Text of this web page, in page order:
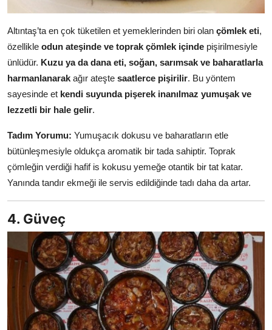
Altıntaş’ta en çok tüketilen et yemeklerinden biri olan çömlek eti,
özellikle odun ateşinde ve toprak çömlek içinde pişirilmesiyle
ünlüdür. Kuzu ya da dana eti, soğan, sarımsak ve baharatlarla
harmanlanarak ağır ateşte saatlerce pişirilir. Bu yöntem
sayesinde et kendi suyunda pişerek inanılmaz yumuşak ve
lezzetli bir hale gelir.
Tadım Yorumu: Yumuşacık dokusu ve baharatların etle
bütünleşmesiyle oldukça aromatik bir tada sahiptir. Toprak
çömleğin verdiği hafif is kokusu yemeğe otantik bir tat katar.
Yanında tandır ekmeği ile servis edildiğinde tadı daha da artar.
4. Güveç